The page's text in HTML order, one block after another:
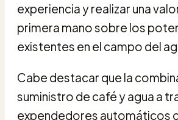
experiencia y realizar una
primera mano sobre los
existentes en el campo del
Cabe destacar que la
suministro de café y agua a
expendedores automáticos